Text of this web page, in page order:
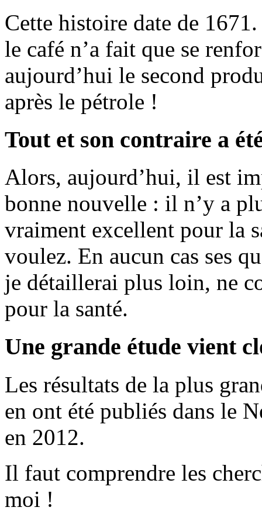
Cette histoire date de
le café n’a fait que se
aujourd’hui le second
après le pétrole !
Tout et son contraire a
Alors, aujourd’hui, il est
bonne nouvelle : il n’y a
vraiment excellent pour la
voulez. En aucun cas ses
je détaillerai plus loin, ne
pour la santé.
Une grande étude vient
Les résultats de la plus
en ont été publiés dans le
en 2012.
Il faut comprendre les
moi !